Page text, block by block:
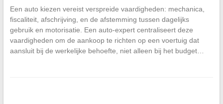
Een auto kiezen vereist verspreide vaardigheden: mechanica,
fiscaliteit, afschrijving, en de afstemming tussen dagelijks
gebruik en motorisatie. Een auto-expert centraliseert deze
vaardigheden om de aankoop te richten op een voertuig dat
aansluit bij de werkelijke behoefte, niet alleen bij het budget…